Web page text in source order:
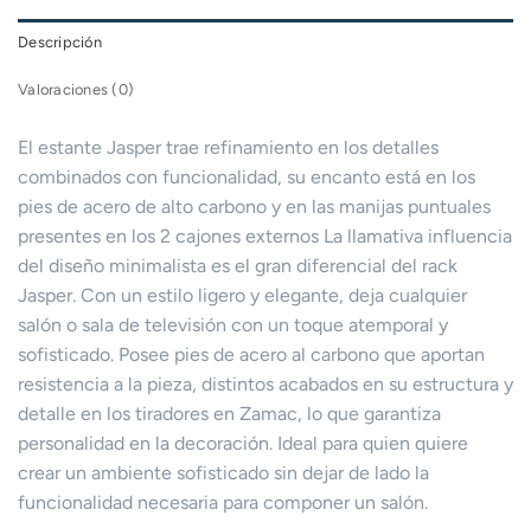
Descripción
Valoraciones (0)
El estante Jasper trae refinamiento en los detalles
combinados con funcionalidad, su encanto está en los
pies de acero de alto carbono y en las manijas puntuales
presentes en los 2 cajones externos La llamativa influencia
del diseño minimalista es el gran diferencial del rack
Jasper. Con un estilo ligero y elegante, deja cualquier
salón o sala de televisión con un toque atemporal y
sofisticado. Posee pies de acero al carbono que aportan
resistencia a la pieza, distintos acabados en su estructura y
detalle en los tiradores en Zamac, lo que garantiza
personalidad en la decoración. Ideal para quien quiere
crear un ambiente sofisticado sin dejar de lado la
funcionalidad necesaria para componer un salón.